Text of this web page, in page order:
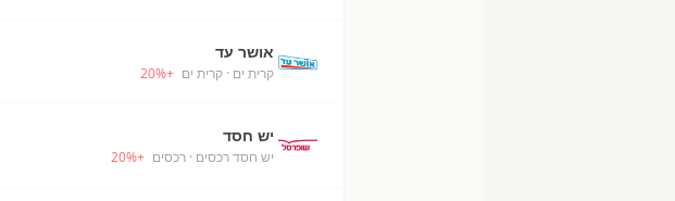
אושר עד
קרית ים · קרית ים +
20%
יש חסד
יש חסד רכסים · רכסים +
20%